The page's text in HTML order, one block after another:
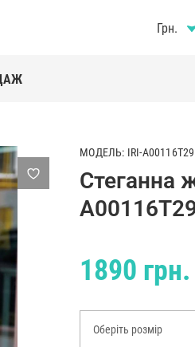
Грн.
МОДЕЛЬ: IRI-A00116T29
Стеганна
1890 грн.
Оберіть розмір